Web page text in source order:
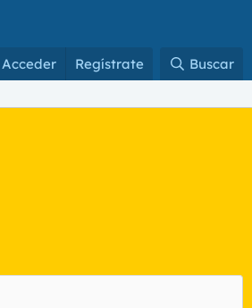
Acceder Regístrate Buscar